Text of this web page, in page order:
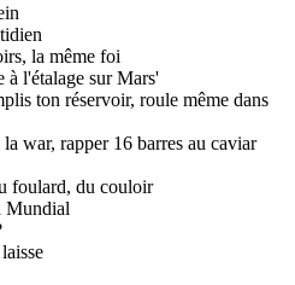
la même foi
à l'étalage sur Mars'
ton réservoir, roule même dans
war, rapper 16 barres au caviar
foulard, du couloir
Mundial